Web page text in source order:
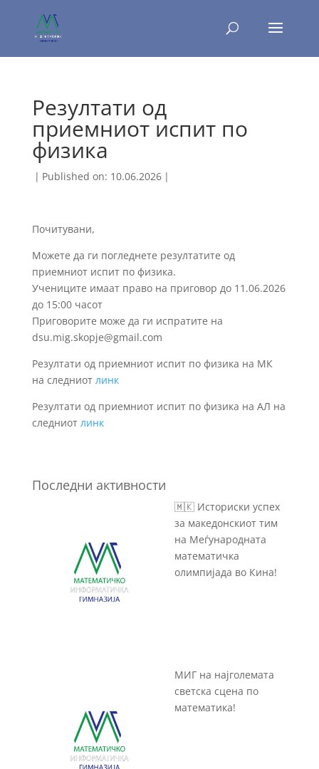
Резултати од
приемниот испит по
физика
| Published on: 10.06.2026 |
Почитувани,
Можете да ги погледнете резултатите од
приемниот испит по физика.
Учениците имаат право на приговор до 11.06.2026
до 15:00 часот
Приговорите може да ги испратите на
dsu.mig.skopje@gmail.com
Резултати од приемниот испит по физика на МК
на следниот линк
Резултати од приемниот испит по физика на АЛ на
следниот линк
Последни активности
🇲🇰 Историски успех
за македонскиот тим
на Меѓународната
математичка
олимпијада во Кина!
МИГ на најголемата
светска сцена по
математика!